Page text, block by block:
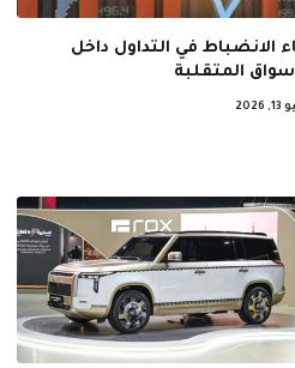
الانضباط في التداول داخل
المتقلبة
2026